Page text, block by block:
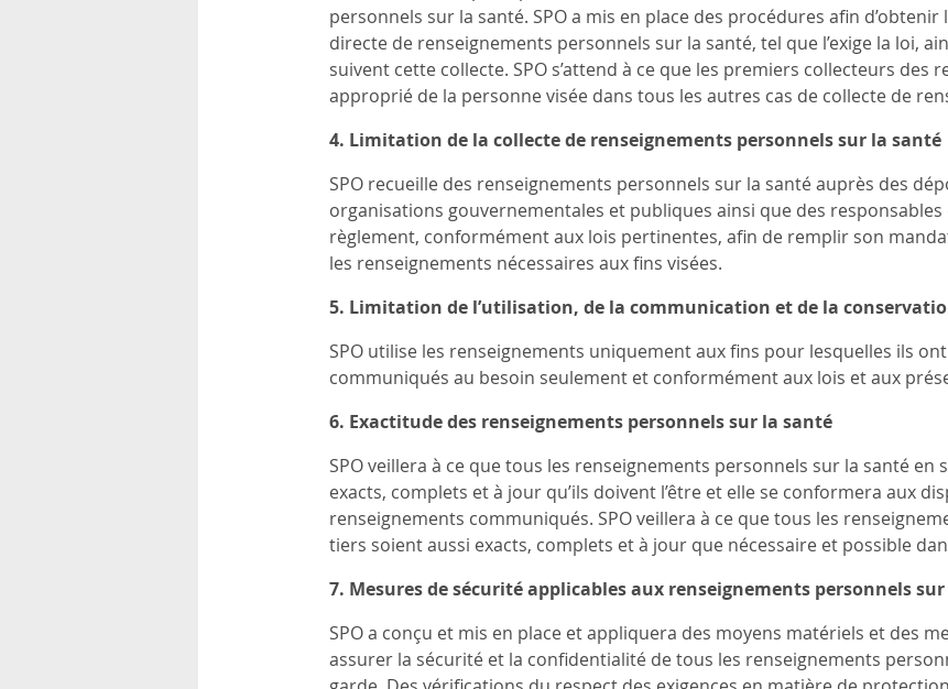
personnels sur la santé. SPO a mis en place des procédures afin
directe de renseignements personnels sur la santé, tel que l’exige la loi,
suivent cette collecte. SPO s’attend à ce que les premiers collecteurs
approprié de la personne visée dans tous les autres cas de collecte de
4. Limitation de la collecte de renseignements personnels sur la santé
SPO recueille des renseignements personnels sur la santé auprès des
organisations gouvernementales et publiques ainsi que des
règlement, conformément aux lois pertinentes, afin de remplir son
les renseignements nécessaires aux fins visées.
5. Limitation de l’utilisation, de la communication et de la
SPO utilise les renseignements uniquement aux fins pour lesquelles ils
communiqués au besoin seulement et conformément aux lois et aux
6. Exactitude des renseignements personnels sur la santé
SPO veillera à ce que tous les renseignements personnels sur la santé en
exacts, complets et à jour qu’ils doivent l’être et elle se conformera aux
renseignements communiqués. SPO veillera à ce que tous les
tiers soient aussi exacts, complets et à jour que nécessaire et possible
7. Mesures de sécurité applicables aux renseignements personnels
SPO a conçu et mis en place et appliquera des moyens matériels et des
assurer la sécurité et la confidentialité de tous les renseignements